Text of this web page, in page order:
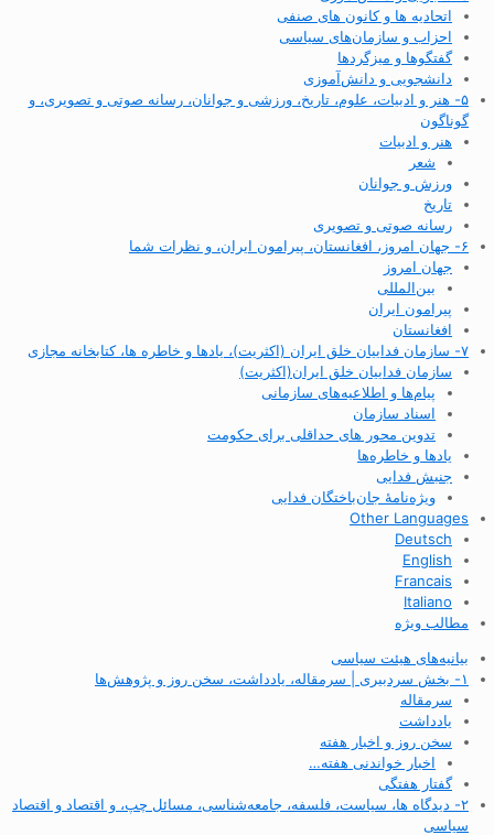
اتحادیه ها و کانون های صنفی
احزاب و سازمان‌های سیاسی
گفتگوها و میزگردها
دانشجویی و دانش‌آموزی
۵- هنر و ادبیات، علوم، تاریخ، ورزشی و جوانان، رسانه صوتی و تصویری، و
گوناگون
هنر و ادبیات
شعر
ورزش و جوانان
تاریخ
رسانه صوتی و تصویری
۶- جهان امروز، افغانستان، پیرامون ایران، و نظرات شما
جهان امروز
بین‌المللی
پیرامون ایران
افغانستان
۷- سازمان فداییان خلق ایران (اکثریت)، یادها و خاطره ها، کتابخانه مجازی
سازمان فداییان خلق ایران(اکثریت)
پیام‌ها و اطلاعیه‌های سازمانی
اسناد سازمان
تدوین محور های حداقلی برای حکومت
یادها و خاطره‌ها
جنبش فدایی
ویژه‌نامهٔ جان‌باختگان فدایی
Other Languages
Deutsch
English
Francais
Italiano
مطالب ویژه
بیانیه‌های هیئت سیاسی
۱- بخش سردبیری | سرمقاله، یادداشت، سخن روز و پژوهش‌ها
سرمقاله
یادداشت
سخن روز و اخبار هفته
اخبار خواندنی هفته…
گفتار هفتگی
۲- دیدگاه ها، سیاست، فلسفه، جامعه‌شناسی، مسائل چپ، و اقتصاد و اقتصاد
سیاسی